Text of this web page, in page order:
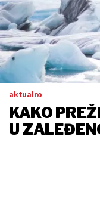
aktualno
KAKO
U